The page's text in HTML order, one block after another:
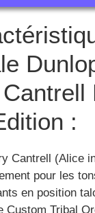
:
Cantrell (Alice
pour les
en position
Custom Tribal